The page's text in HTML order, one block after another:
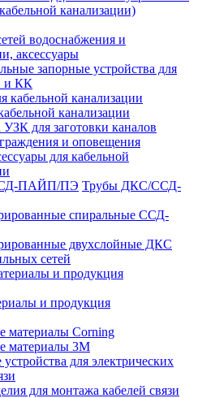
канализации)
водоснабжения и
аксессуары
запорные устройства для
и КК
канализации
УЗК для заготовки каналов
и оповещения
для кабельной
Трубы ДКС/ССД-
спиральные ССД-
двухслойные ДКС
сетей
и продукция
материалы Corning
материалы 3M
для электрических
для монтажа кабелей связи